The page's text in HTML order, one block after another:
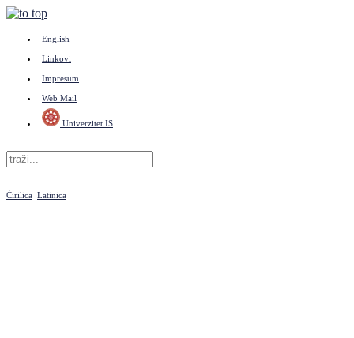
English
Linkovi
Impresum
Web Mail
Univerzitet IS
Ćirilica Latinica